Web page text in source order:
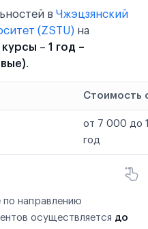
в Чжэцзянский
(ZSTU) на
– 1 год –
.
Стоимость
от 7 000 до
год
по направлению
осуществляется до